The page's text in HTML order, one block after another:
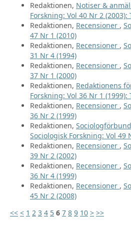
Redaktionen, Notiser &
Forskning: Vol 40 Nr 2
Redaktionen, Recensioner ,
47 Nr 1 (2010)
Redaktionen, Recensioner ,
31 Nr 4 (1994)
Redaktionen, Recensioner ,
37 Nr 1 (2000)
Redaktionen, Redaktionens
Forskning: Vol 36 Nr 1
Redaktionen, Recensioner ,
36 Nr 2 (1999)
Redaktionen,
Sociologisk Forskning: Vol 49
Redaktionen, Recensioner ,
39 Nr 2 (2002)
Redaktionen, Recensioner ,
36 Nr 4 (1999)
Redaktionen, Recensioner ,
45 Nr 2 (2008)
<< < 1 2 3 4 5 6 7 8 9 10 > >>